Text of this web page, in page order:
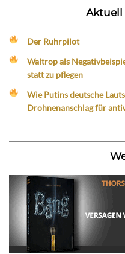
Aktuell
Der Ruhrpilot
Waltrop als
statt zu pflegen
Wie Putins deutsche
Drohnenanschlag für